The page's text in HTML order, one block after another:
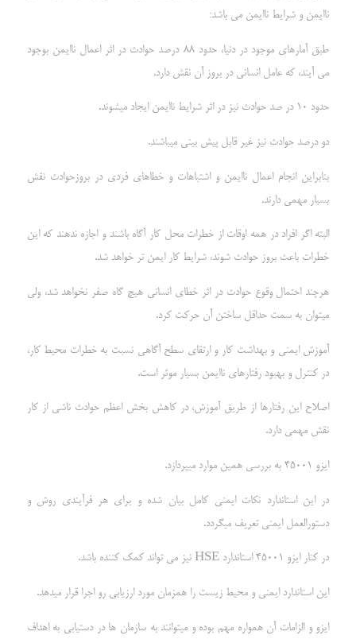
ناایمن و شرایط ناایمن می باشد:
طبق آمارهاي موجود در دنیا، حدود 88 درصد حوادث در اثر اعمال ناایمن بوجود
می آیند، که عامل انسانی در بروز آن نقش دارد.
حدود 10 در صد حوادث نیز در اثر شرایط ناایمن ایجاد میشوند.
دو درصد حوادث نیز غیر قابل پیش بینی میباشند.
بنابراین انجام اعمال ناایمن و اشتباهات و خطاهاي فردي در بروزحوادث نقش
بسیار مهمی دارند.
البته اگر افراد در همه اوقات از خطرات محل کار آگاه باشند و اجازه ندهند که این
خطرات باعث بروز حوادث شوند، شرایط کار ایمن تر خواهد شد.
هرچند احتمال وقوع حوادث در اثر خطاي انسانی هیچ گاه صفر نخواهد شد، ولی
میتوان به سمت حداقل ساختن آن حرکت کرد.
آموزش ایمنی و بهداشت کار و ارتقاي سطح آگاهی نسبت به خطرات محیط کار،
در کنترل و بهبود رفتارهاي ناایمن بسیار موثر است.
اصلاح این رفتارها از طریق آموزش، در کاهش بخش اعظم حوادث ناشی از کار
نقش مهمی دارد.
ایزو 45001 به بررسی همین موارد میپردازد.
در این استاندارد نکات ایمنی کامل بیان شده و برای هر فرآیندی روش و
دستورالعمل ایمنی تعریف میگردد.
در کنار ایزو 45001 استاندارد HSE نیز می تواند کمک کننده باشد.
این استاندارد ایمنی و محیط زیست را همزمان مورد ارزیابی رو اجرا قرار میدهد.
ایزو و الزامات آن همواره مهم بوده و میتوانند به سازمان ها در دستیابی به اهداف